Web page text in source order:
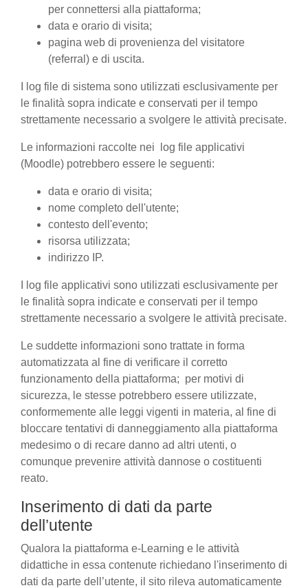
per connettersi alla piattaforma;
data e orario di visita;
pagina web di provenienza del visitatore
(referral) e di uscita.
I log file di sistema sono utilizzati esclusivamente per
le finalità sopra indicate e conservati per il tempo
strettamente necessario a svolgere le attività precisate.
Le informazioni raccolte nei log file applicativi
(Moodle) potrebbero essere le seguenti:
data e orario di visita;
nome completo dell'utente;
contesto dell'evento;
risorsa utilizzata;
indirizzo IP.
I log file applicativi sono utilizzati esclusivamente per
le finalità sopra indicate e conservati per il tempo
strettamente necessario a svolgere le attività precisate.
Le suddette informazioni sono trattate in forma
automatizzata al fine di verificare il corretto
funzionamento della piattaforma; per motivi di
sicurezza, le stesse potrebbero essere utilizzate,
conformemente alle leggi vigenti in materia, al fine di
bloccare tentativi di danneggiamento alla piattaforma
medesimo o di recare danno ad altri utenti, o
comunque prevenire attività dannose o costituenti
reato.
Inserimento di dati da parte
dell’utente
Qualora la piattaforma e-Learning e le attività
didattiche in essa contenute richiedano l'inserimento di
dati da parte dell’utente, il sito rileva automaticamente